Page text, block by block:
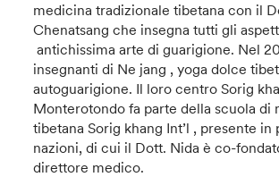
medicina tradizionale tibetana con il
Chenatsang che insegna tutti gli
antichissima arte di guarigione. Nel
insegnanti di Ne jang , yoga dolce
autoguarigione. Il loro centro Sorig
Monterotondo fa parte della scuola di
tibetana Sorig khang Int’l , presente in
nazioni, di cui il Dott. Nida è co-
direttore medico.